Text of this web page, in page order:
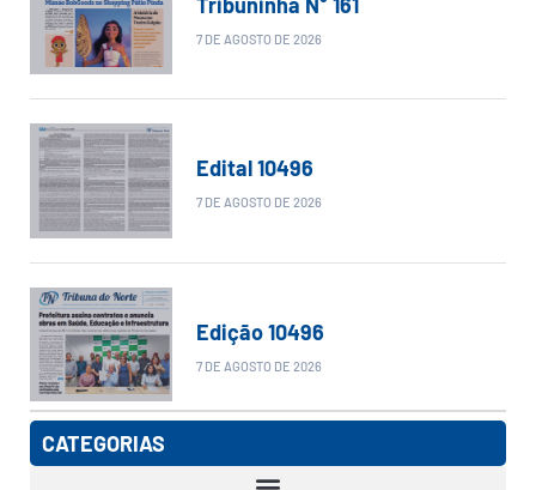
7 DE AGOSTO DE 2026
Edital 10496
7 DE AGOSTO DE 2026
Edição 10496
7 DE AGOSTO DE 2026
CATEGORIAS